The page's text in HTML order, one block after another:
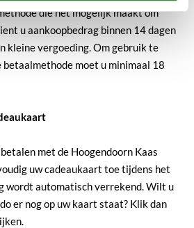
die het mogelijk maakt om
u aankoopbedrag binnen 14 dagen
kleine vergoeding. Om gebruik te
betaalmethode moet u minimaal 18
met de Hoogendoorn Kaas
uw cadeaukaart toe tijdens het
wordt automatisch verrekend. Wilt u
er nog op uw kaart staat? Klik dan